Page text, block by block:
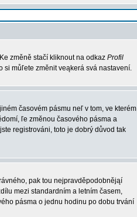
změně stačí kliknout na odkaz Profil
si můľete změnit veąkerá svá nastavení.
časovém pásmu neľ v tom, ve kterém
ľe změnou časového pásma a
registrováni, toto je dobrý důvod tak
pak tou nejpravděpodobnějąí
mezi standardním a letním časem,
pásma o jednu hodinu po dobu trvání